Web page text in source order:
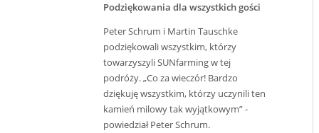
Podziękowania dla wszystkich gości
Peter Schrum i Martin Tauschke
podziękowali wszystkim, którzy
towarzyszyli SUNfarming w tej
podróży. „Co za wieczór! Bardzo
dziękuję wszystkim, którzy uczynili ten
kamień milowy tak wyjątkowym” -
powiedział Peter Schrum.